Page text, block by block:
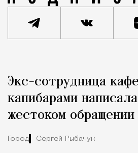
Город
Экс-сотрудница
капибарами
жестоком
Город Сергей Рыбачук